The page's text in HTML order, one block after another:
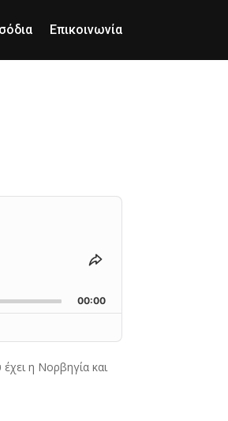
Επικοινωνία
Share
Episode
00:00
η Νορβηγία και